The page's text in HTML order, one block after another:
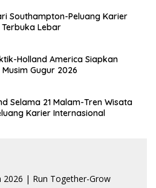
Southampton-Peluang Karier
Lebar
Holland America Siapkan
Gugur 2026
Selama 21 Malam-Tren Wisata
Karier Internasional